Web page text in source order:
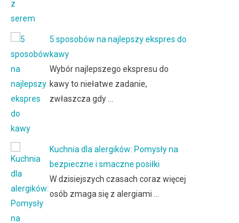
5 sposobów na najlepszy ekspres do
kawy
Wybór najlepszego ekspresu do
kawy to niełatwe zadanie,
zwłaszcza gdy …
Kuchnia dla alergików: Pomysły na
bezpieczne i smaczne posiłki
W dzisiejszych czasach coraz więcej
osób zmaga się z alergiami …